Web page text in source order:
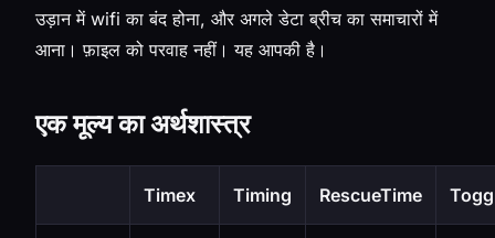
उड़ान में wifi का बंद होना, और अगले डेटा ब्रीच का समाचारों में
आना। फ़ाइल को परवाह नहीं। यह आपकी है।
एक मूल्य का अर्थशास्त्र
Timex Timing RescueTime